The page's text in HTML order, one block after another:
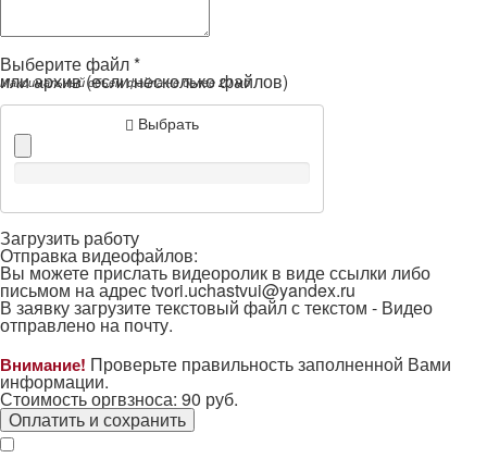
Выберите файл *
или архив (если несколько файлов)
Максимальный объем файла не более 20 мб
Выбрать
Загрузить работу
Отправка видеофайлов:
Вы можете прислать видеоролик в виде ссылки либо
письмом на адресtvori.uchastvui@yandex.ru
В заявку загрузите текстовый файл с текстом - Видео
отправлено на почту.
Внимание! Проверьте правильность заполненной Вами
информации.
Стоимость оргвзноса: 90 руб.
Оплатить и сохранить